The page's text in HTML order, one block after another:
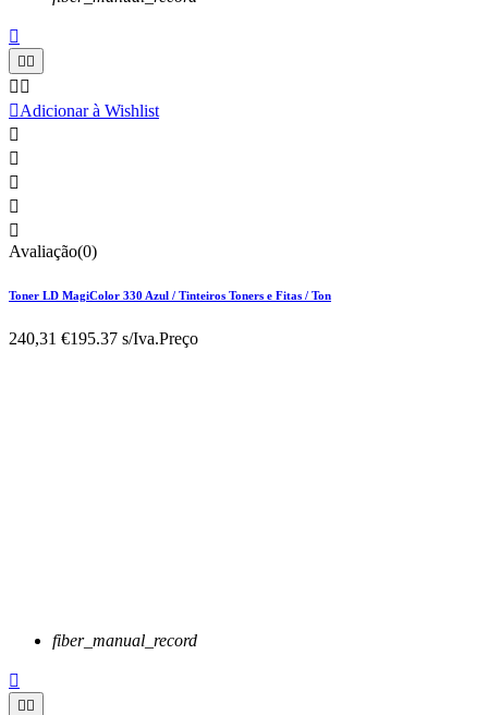

 
 
Adicionar à Wishlist





Avaliação(0)
Toner LD MagiColor 330 Azul / Tinteiros Toners e Fitas / Ton
240,31 €195.37 s/Iva.Preço
fiber_manual_record

 